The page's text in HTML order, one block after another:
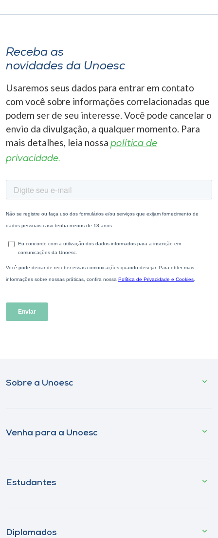
Receba as
novidades da Unoesc
Usaremos seus dados para entrar em contato
com você sobre informações correlacionadas que
podem ser de seu interesse. Você pode cancelar o
envio da divulgação, a qualquer momento. Para
mais detalhes, leia nossa política de
privacidade.
Sobre a Unoesc
Venha para a Unoesc
Estudantes
Diplomados